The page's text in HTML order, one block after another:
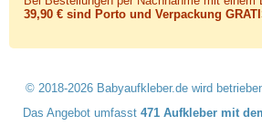
39,90 € sind Porto und Verpackung
© 2018-2026 Babyaufkleber.de wird
Das Angebot umfasst 471 Aufkleber mit